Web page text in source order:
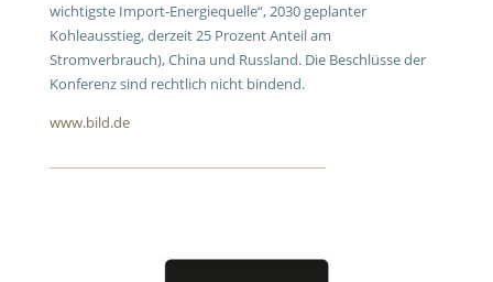
wichtigste Import-Energiequelle“, 2030 geplanter
Kohleausstieg, derzeit 25 Prozent Anteil am
Stromverbrauch), China und Russland. Die Beschlüsse der
Konferenz sind rechtlich nicht bindend.
www.bild.de